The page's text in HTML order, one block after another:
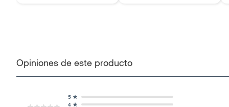
Opiniones de este producto
4
5